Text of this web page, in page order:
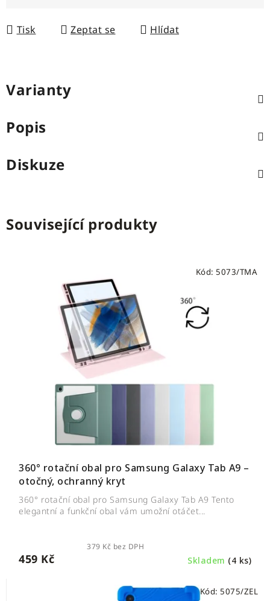
Tisk
Zeptat se Hlídat
Varianty
Popis
Diskuze
Související produkty
360° rotační obal pro Samsung Galaxy Tab A9 –
otočný, ochranný kryt
Skladem (4 ks)
379 Kč bez DPH
459 Kč
360° rotační obal pro Samsung Galaxy Tab A9 Tento
elegantní a funkční obal vám umožní otáčet...
Kód: 5073/TMA
Kód: 5075/ZEL